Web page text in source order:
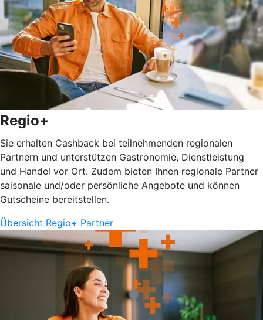
Regio+
Sie erhalten Cashback bei teilnehmenden regionalen
Partnern und unterstützen Gastronomie, Dienstleistung
und Handel vor Ort. Zudem bieten Ihnen regionale Partner
saisonale und/oder persönliche Angebote und können
Gutscheine bereitstellen.
Übersicht Regio+ Partner